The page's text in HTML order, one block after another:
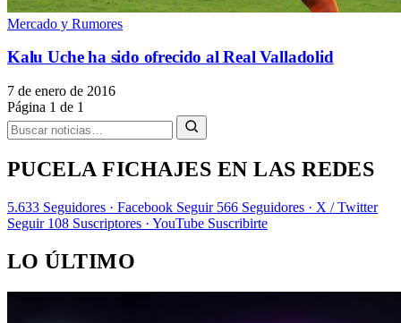
Mercado y Rumores
Kalu Uche ha sido ofrecido al Real Valladolid
7 de enero de 2016
Página 1 de 1
PUCELA FICHAJES EN LAS REDES
5.633 Seguidores · Facebook Seguir 566 Seguidores · X / Twitter
Seguir 108 Suscriptores · YouTube Suscribirte
LO ÚLTIMO